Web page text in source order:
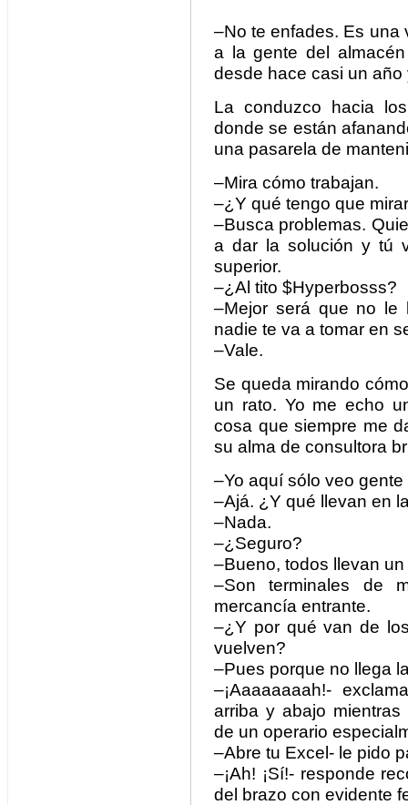
–No te enfades. Es una
a la gente del
desde hace casi un
La conduzco hacia
donde se están
una pasarela de
–Mira cómo trabajan.
–¿Y qué tengo que
–Busca problemas.
a dar la solución y tú
superior.
–¿Al tito $Hyperbosss?
–Mejor será que no le
nadie te va a tomar en
–Vale.
Se queda mirando
un rato. Yo me echo
cosa que siempre me
su alma de consultora
–Yo aquí sólo veo
–Ajá. ¿Y qué llevan en
–Nada.
–¿Seguro?
–Bueno, todos llevan
–Son terminales de
mercancía entrante.
–¿Y por qué van de
vuelven?
–Pues porque no llega
–¡Aaaaaaaah!-
arriba y abajo
de un operario
–Abre tu Excel- le pido
–¡Ah! ¡Sí!- responde
del brazo con evidente